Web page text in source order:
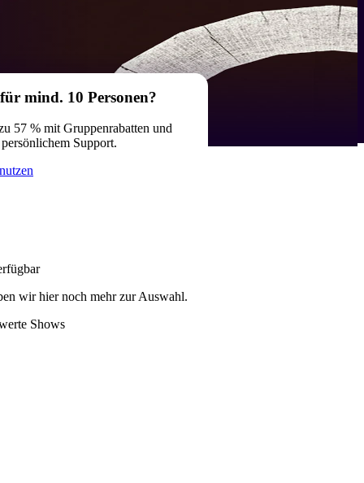
mind. 10 Personen?
57 % mit Gruppenrabatten und
Support.
wir hier noch mehr zur Auswahl.
Shows